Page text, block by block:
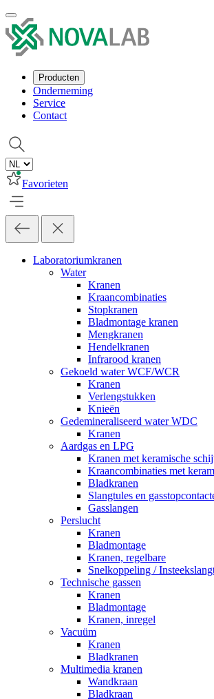
Producten
Onderneming
Service
Contact
Favorieten
Laboratoriumkranen
Water
Kranen
Kraancombinaties
Stopkranen
Bladmontage kranen
Mengkranen
Hendelkranen
Infrarood kranen
Gekoeld water WCF/WCR
Kranen
Verlengstukken
Knieën
Gedemineraliseerd water WDC
Kranen
Aardgas en LPG
Kranen met keramische
Kraancombinaties met
Bladkranen
Slangtules en
Gasslangen
Perslucht
Kranen
Bladmontage
Kranen, regelbare
Snelkoppeling /
Technische gassen
Kranen
Bladmontage
Kranen, inregel
Vacuüm
Kranen
Bladkranen
Multimedia kranen
Wandkraan
Bladkraan